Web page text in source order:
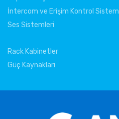
İntercom ve Erişim Kontrol
Ses Sistemleri
Rack Kabinetler
Güç Kaynakları